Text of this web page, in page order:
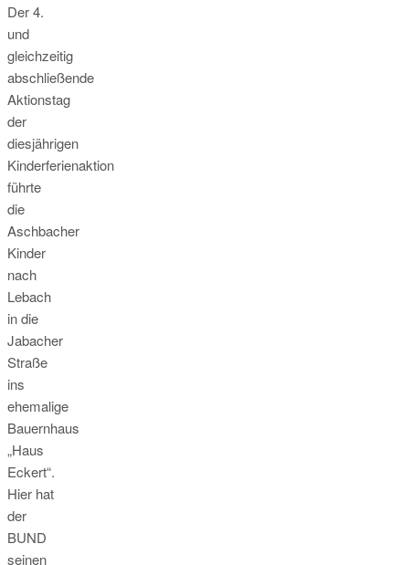
Der 4.
und
gleichzeitig
abschließende
Aktionstag
der
diesjährigen
Kinderferienaktion
führte
die
Aschbacher
Kinder
nach
Lebach
in die
Jabacher
Straße
ins
ehemalige
Bauernhaus
„Haus
Eckert“.
Hier hat
der
BUND
seinen